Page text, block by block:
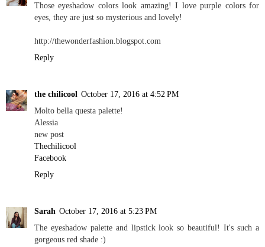
Those eyeshadow colors look amazing! I love purple colors for
eyes, they are just so mysterious and lovely!
http://thewonderfashion.blogspot.com
Reply
the chilicool October 17, 2016 at 4:52 PM
Molto bella questa palette!
Alessia
new post
Thechilicool
Facebook
Reply
Sarah October 17, 2016 at 5:23 PM
The eyeshadow palette and lipstick look so beautiful! It's such a
gorgeous red shade :)